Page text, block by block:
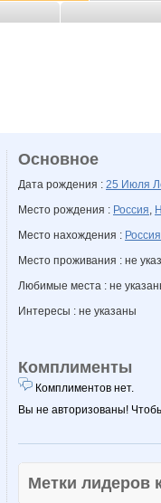
Основное
Дата рождения : 25 Июля
Место рождения : Россия,
Место нахождения : Россия
Место проживания : не
Любимые места : не
Интересы : не указаны
Комплименты
Комплиментов нет.
Вы не авторизованы!
Метки